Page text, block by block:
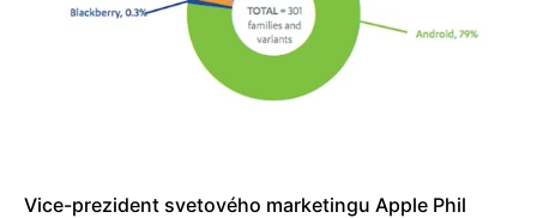
Vice-prezident svetového marketingu Apple Phil